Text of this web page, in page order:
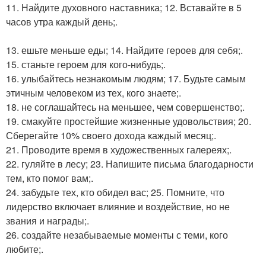
11. Найдите духовного наставника; 12. Вставайте в 5
часов утра каждый день;.
13. ешьте меньше еды; 14. Найдите героев для себя;.
15. станьте героем для кого-нибудь;.
16. улыбайтесь незнакомым людям; 17. Будьте самым
этичным человеком из тех, кого знаете;.
18. не соглашайтесь на меньшее, чем совершенство;.
19. смакуйте простейшие жизненные удовольствия; 20.
Сберегайте 10% своего дохода каждый месяц;.
21. Проводите время в художественных галереях;.
22. гуляйте в лесу; 23. Напишите письма благодарности
тем, кто помог вам;.
24. забудьте тех, кто обидел вас; 25. Помните, что
лидерство включает влияние и воздействие, но не
звания и награды;.
26. создайте незабываемые моменты с теми, кого
любите;.